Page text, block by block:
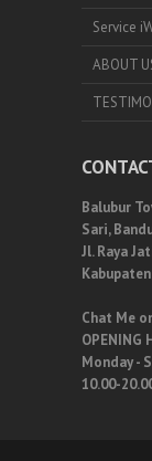
Service
ABOUT
Balubur
Sari,
Jl. Raya
Chat Me
OPENING
Monday -
10.00-